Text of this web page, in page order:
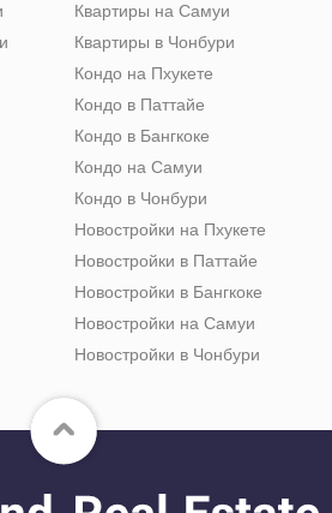
Квартиры на Самуи
Квартиры в Чонбури
Кондо на Пхукете
Кондо в Паттайе
Кондо в Бангкоке
Кондо на Самуи
Кондо в Чонбури
Новостройки на Пхукете
Новостройки в Паттайе
Новостройки в Бангкоке
Новостройки на Самуи
Новостройки в Чонбури